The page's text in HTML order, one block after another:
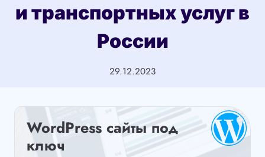
и транспортных услуг в
России
29.12.2023
WordPress сайты под
ключ